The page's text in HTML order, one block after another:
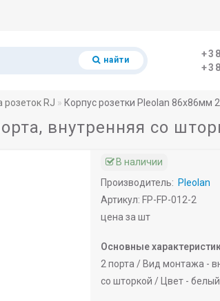
найти
розеток RJ Корпус розетки Pleolan 86х86мм
внутренняя со
В наличии
Производитель: Pleolan
Артикул: FP-FP-012-2
цена за шт
Основные
2 порта / Вид монтажа -
со шторкой / Цвет -